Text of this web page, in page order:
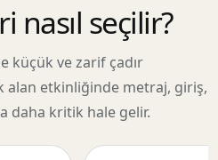
nasıl seçilir?
küçük ve zarif çadır
alan etkinliğinde metraj, giriş,
daha kritik hale gelir.